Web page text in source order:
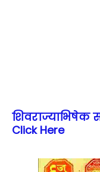
शिवराज्याभिषेक
Click Here